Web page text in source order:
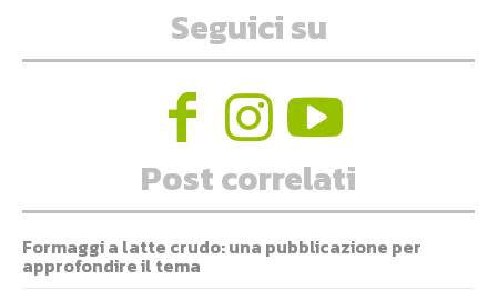
Seguici su
Post correlati
Formaggi a latte crudo: una pubblicazione per
approfondire il tema